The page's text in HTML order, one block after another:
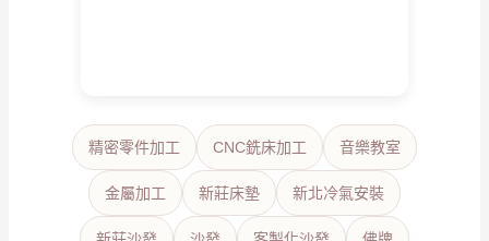
精密零件加工 CNC銑床加工 音樂教室
金屬加工 新莊床墊 新北冷氣安裝